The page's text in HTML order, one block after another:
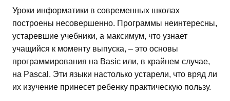
Уроки информатики в современных школах
построены несовершенно. Программы неинтересны,
устаревшие учебники, а максимум, что узнает
учащийся к моменту выпуска, – это основы
программирования на Basic или, в крайнем случае,
на Pascal. Эти языки настолько устарели, что вряд ли
их изучение принесет ребенку практическую пользу.